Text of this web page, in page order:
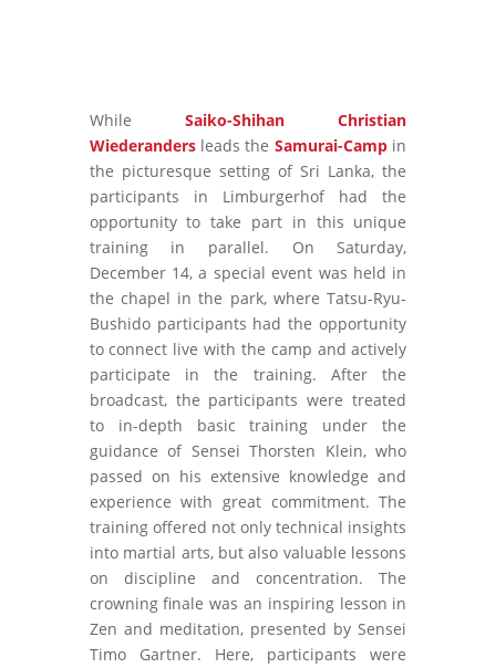
While Saiko-Shihan Christian
Wiederandersleads the Samurai-Campin
the picturesque setting of Sri Lanka, the
participants in Limburgerhof had the
opportunity to take part in this unique
training in parallel. On Saturday,
December 14, a special event was held in
the chapel in the park, where Tatsu-Ryu-
Bushido participants had the opportunity
to connect live with the camp and actively
participate in the training. After the
broadcast, the participants were treated
to in-depth basic training under the
guidance of Sensei Thorsten Klein, who
passed on his extensive knowledge and
experience with great commitment. The
training offered not only technical insights
into martial arts, but also valuable lessons
on discipline and concentration. The
crowning finale was an inspiring lesson in
Zen and meditation, presented by Sensei
Timo Gartner. Here, participants were